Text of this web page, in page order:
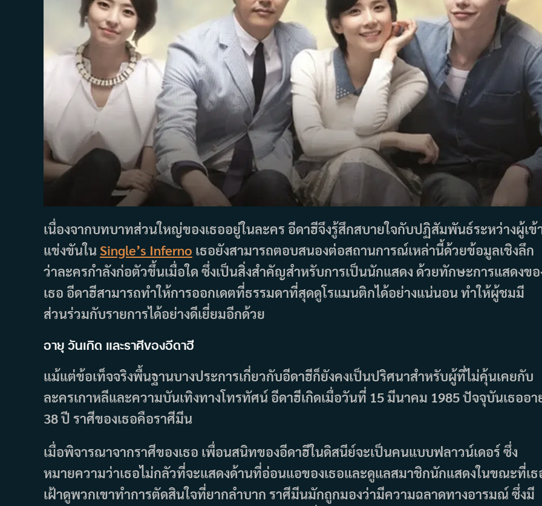
เนื่องจากบทบาทส่วนใหญ่ของเธออยู่ในละคร อีดาฮีจึงรู้สึกสบายใจกับปฏิสัมพันธ์ระหว่างผู้เข้
แข่งขันใน Single’s Inferno เธอยังสามารถตอบสนองต่อสถานการณ์เหล่านี้ด้วยข้อมูลเชิงลึก
ว่าละครกำลังก่อตัวขึ้นเมื่อใด ซึ่งเป็นสิ่งสำคัญสำหรับการเป็นนักแสดง ด้วยทักษะการแสดงขอ
เธอ อีดาฮีสามารถทำให้การออกเดตที่ธรรมดาที่สุดดูโรแมนติกได้อย่างแน่นอน ทำให้ผู้ชมมี
ส่วนร่วมกับรายการได้อย่างดีเยี่ยมอีกด้วย
อายุ วันเกิด และราศีของอีดาฮี
แม้แต่ข้อเท็จจริงพื้นฐานบางประการเกี่ยวกับอีดาฮีก็ยังคงเป็นปริศนาสำหรับผู้ที่ไม่คุ้นเคยกับ
ละครเกาหลีและความบันเทิงทางโทรทัศน์ อีดาฮีเกิดเมื่อวันที่ 15 มีนาคม 1985 ปัจจุบันเธออา
38 ปี ราศีของเธอคือราศีมีน
เมื่อพิจารณาจากราศีของเธอ เพื่อนสนิทของอีดาฮีในดิสนีย์จะเป็นคนแบบฟลาวน์เดอร์ ซึ่ง
หมายความว่าเธอไม่กลัวที่จะแสดงด้านที่อ่อนแอของเธอและดูแลสมาชิกนักแสดงในขณะที่เธ
เฝ้าดูพวกเขาทำการตัดสินใจที่ยากลำบาก ราศีมีนมักถูกมองว่ามีความฉลาดทางอารมณ์ ซึ่งมี